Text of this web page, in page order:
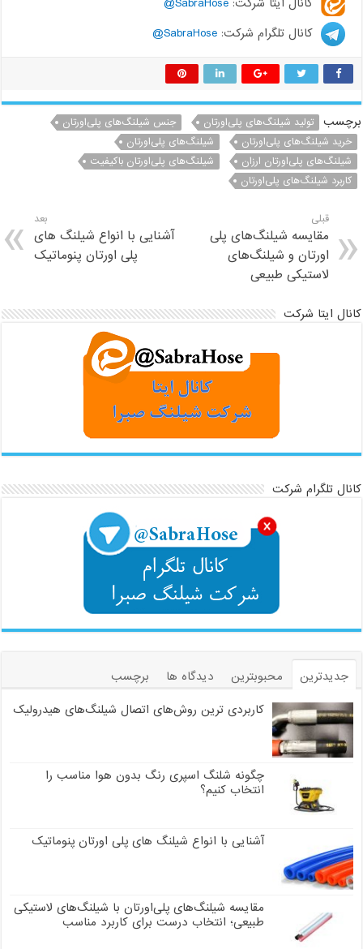
کانال تلگرام شرکت:SabraHose@
برچسب تولید شیلنگ‌های پلی‌اورتان
جنس شیلنگ‌های پلی‌اورتان
خرید شیلنگ‌های پلی‌اورتان
شیلنگ‌های پلی‌اورتان
شیلنگ‌های پلی‌اورتان ارزان
شیلنگ‌های پلی‌اورتان باکیفیت
کاربرد شیلنگ‌های پلی‌اورتان
قبلی
مقایسه شیلنگ‌های پلی
اورتان و شیلنگ‌های
لاستیکی طبیعی
بعد
آشنایی با انواع شیلنگ های
پلی اورتان پنوماتیک
کانال ایتا شرکت
کانال تلگرام شرکت
جدیدترین محبوبترین دیدگاه ها
برچسب
کاربردی ترین روش‌های اتصال شیلنگ‌های هیدرولیک
چگونه شلنگ اسپری رنگ بدون هوا مناسب را
انتخاب کنیم؟
آشنایی با انواع شیلنگ های پلی اورتان پنوماتیک
مقایسه شیلنگ‌های پلی‌اورتان با شیلنگ‌های لاستیکی
طبیعی؛ انتخاب درست برای کاربرد مناسب